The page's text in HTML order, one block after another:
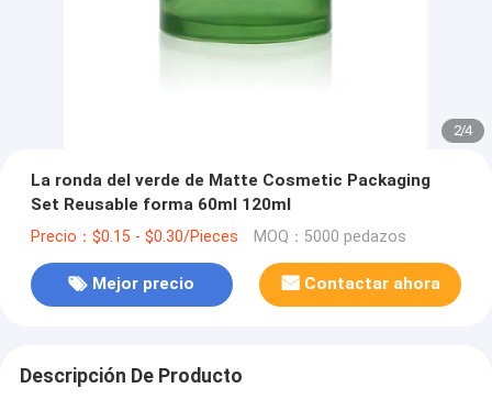
2/4
La ronda del verde de Matte Cosmetic Packaging
Set Reusable forma 60ml 120ml
Precio：$0.15 - $0.30/Pieces MOQ：5000 pedazos
Mejor precio Contactar ahora
Descripción De Producto